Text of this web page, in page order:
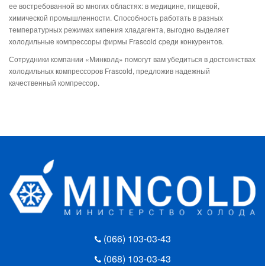
ее востребованной во многих областях: в медицине, пищевой,
химической промышленности. Способность работать в разных
температурных режимах кипения хладагента, выгодно выделяет
холодильные компрессоры фирмы Frascold среди конкурентов.
Сотрудники компании «Минколд» помогут вам убедиться в достоинствах
холодильных компрессоров Frascold, предложив надежный
качественный компрессор.
(066) 103-03-43
(068) 103-03-43